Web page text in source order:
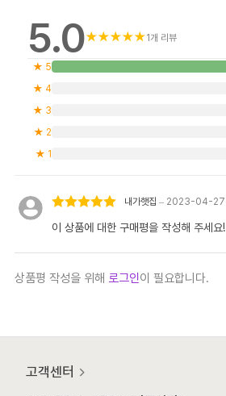
5.0★★★★★1개 리뷰
★ 5
★ 4
★ 3
★ 2
★ 1
5 중에서 5
내가햇집– 2023-04-27
이 상품에 대한 구매평을 작성해 주세요!
상품평 작성을 위해 로그인이 필요합니다.
고객센터